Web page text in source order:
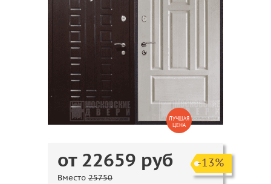
ЛУЧШАЯ
ЦЕНА
от 22659 руб
Вместо 25750
-13%